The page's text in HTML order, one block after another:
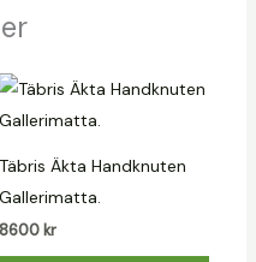
Täbris Äkta Handknuten
Gallerimatta.
8600 kr